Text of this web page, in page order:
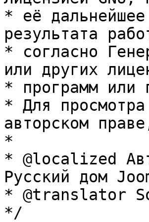
* её
результата
* согласно
или других
* программ или
* Для
авторском
*
* @localized
Русский дом
* @translator
*/